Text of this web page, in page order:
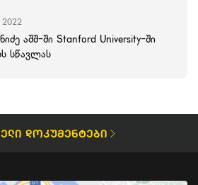
აშშ-ში Stanford University-ში
სწავლას
Დოკუმენტები